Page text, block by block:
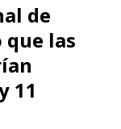
de
las
11